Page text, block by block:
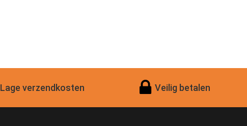
Lage verzendkosten Veilig betalen